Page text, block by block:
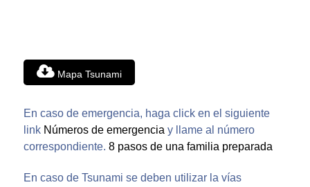
Mapa Tsunami
En caso de emergencia, haga click en el siguiente
link Números de emergencia y llame al número
correspondiente. 8 pasos de una familia preparada
En caso de Tsunami se deben utilizar la vías